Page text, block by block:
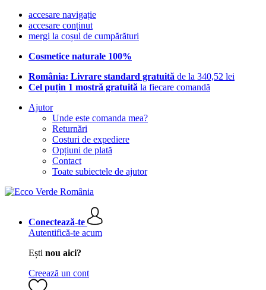
accesare navigație
accesare conținut
mergi la coșul de cumpărături
Cosmetice naturale 100%
România: Livrare standard gratuită de la 340,52 lei
Cel puțin 1 mostră gratuită la fiecare comandă
Ajutor
Unde este comanda mea?
Returnări
Costuri de expediere
Opțiuni de plată
Contact
Toate subiectele de ajutor
Conectează-te
Autentifică-te acum
Ești nou aici?
Creează un cont